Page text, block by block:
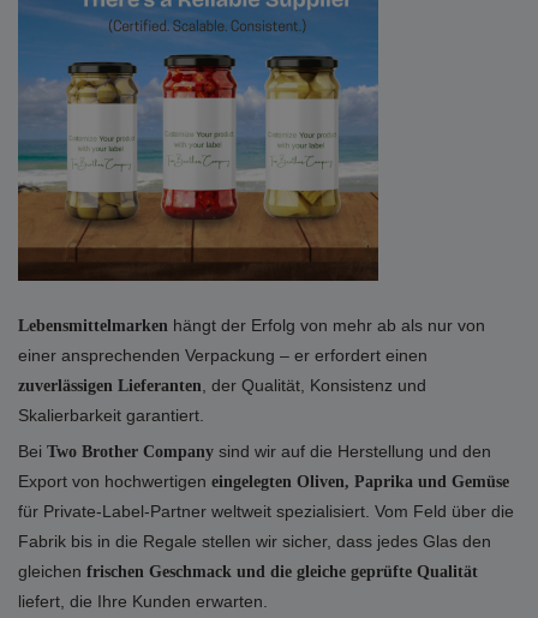
Lebensmittelmarken hängt der Erfolg von mehr ab als nur von
einer ansprechenden Verpackung – er erfordert einen
zuverlässigen Lieferanten , der Qualität, Konsistenz und
Skalierbarkeit garantiert.
Bei Two Brother Company sind wir auf die Herstellung und den
Export von hochwertigen eingelegten Oliven, Paprika und Gemüse
für Private-Label-Partner weltweit spezialisiert. Vom Feld über die
Fabrik bis in die Regale stellen wir sicher, dass jedes Glas den
gleichen frischen Geschmack und die gleiche geprüfte Qualität
liefert, die Ihre Kunden erwarten.